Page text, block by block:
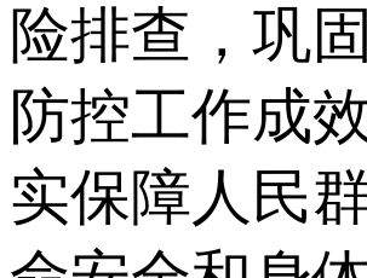
险排查，巩
防控工作成
实保障人民